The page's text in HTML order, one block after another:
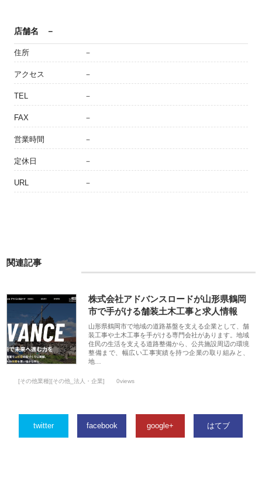
店舗名 －
住所 －
アクセス －
TEL －
FAX －
営業時間 －
定休日 －
URL －
関連記事
株式会社アドバンスロードが山形県鶴岡
市で手がける舗装土木工事と求人情報
山形県鶴岡市で地域の道路基盤を支える企業として、舗
装工事や土木工事を手がける専門会社があります。地域
住民の生活を支える道路整備から、公共施設周辺の環境
整備まで、幅広い工事実績を持つ企業の取り組みと、
地…
[その他業種][その他_法人・企業] 0views
twitter facebook google+ はてブ